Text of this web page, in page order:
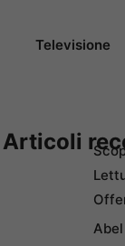
Televisione
Articoli